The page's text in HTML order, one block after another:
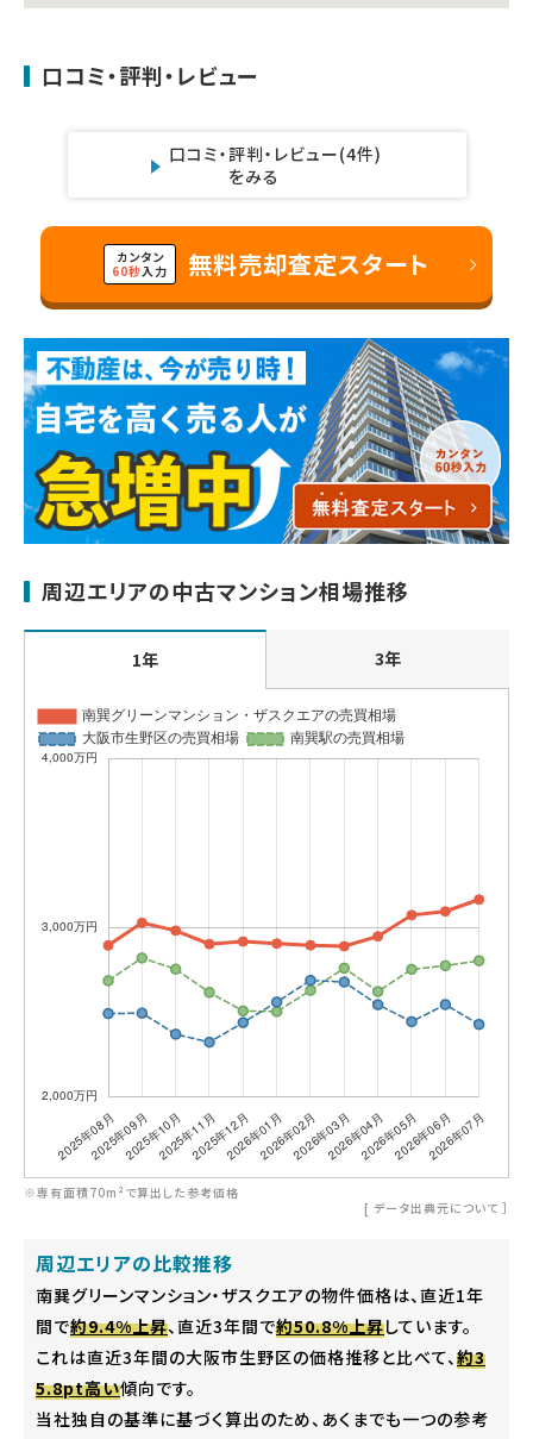
口コミ・評判・レビュー
口コミ・評判・レビュー
をみる
(4件)
カンタン
60秒入力 無料売却査定スタート
周辺エリアの中古マンション相場推移
1年 3年
※専有面積70m²で算出した参考価格
[ データ出典元について ］
周辺エリアの比較推移
南巽グリーンマンション・ザスクエアの物件価格は、直近1年
間で約9.4%上昇、直近3年間で約50.8%上昇しています。
これは直近3年間の大阪市生野区の価格推移と比べて、 約3
5.8pt高い傾向です。
当社独自の基準に基づく算出のため、あくまでも一つの参考